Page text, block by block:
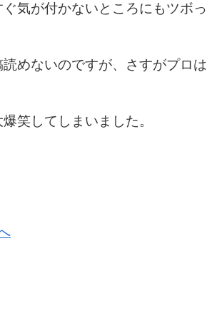
気が付かないところにもツボっ
めないのですが、さすがプロは
笑してしまいました。